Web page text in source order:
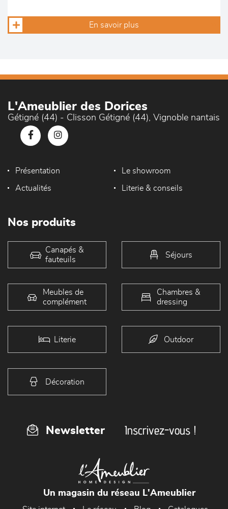
En savoir plus
L'Ameublier des Dorices
Gétigné (44) - Clisson Gétigné (44), Vignoble nantais
Présentation Le showroom
Actualités Literie & conseils
Nos produits
Canapés &
fauteuils
Séjours
Meubles de
complément
Chambres &
dressing
Literie Outdoor
Décoration
Newsletter Inscrivez-vous !
Un magasin du réseau L'Ameublier